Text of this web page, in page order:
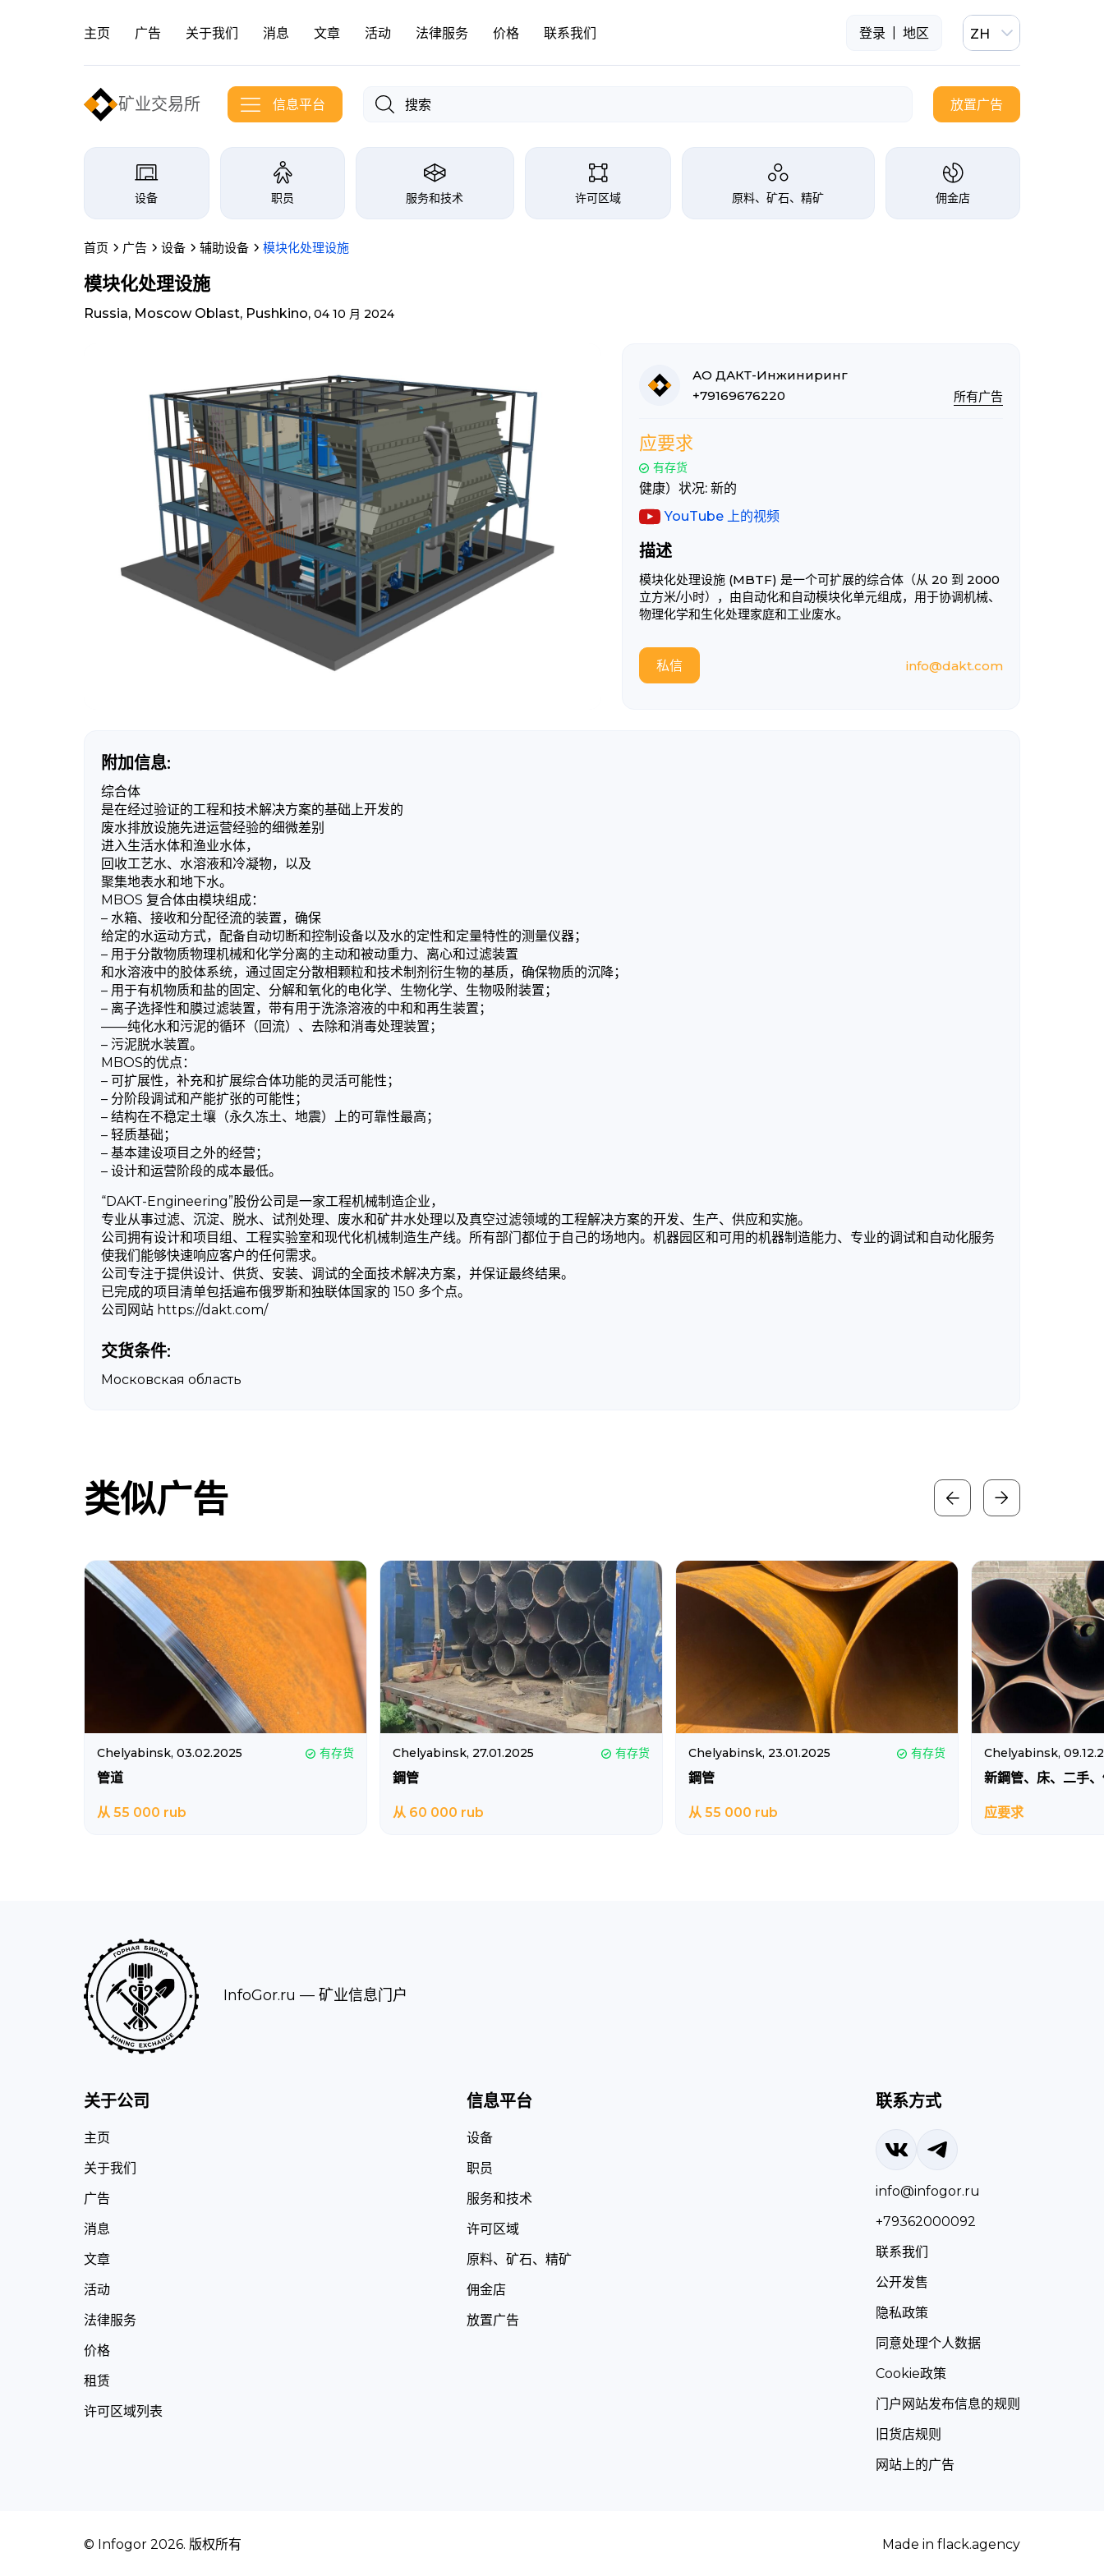
登录 地区 ZH
主页 广告 关于我们 消息 文章 活动 法律服务 价格 联系我们
矿业交易所 信息平台 放置广告
信息港交易所分类
设备 职员 服务和技术 许可区域 原料、矿石、精矿 佣金店
首页 广告 设备 辅助设备 模块化处理设施
模块化处理设施
Russia, Moscow Oblast, Pushkino, 04 10 月 2024
广告详情
作者信息АО ДАКТ-Инжиниринг
+79169676220
所有广告
应要求
有存货
健康）状况: 新的
YouTube 上的视频
描述
模块化处理设施 (MBTF) 是一个可扩展的综合体（从 20 到 2000
立方米/小时），由自动化和自动模块化单元组成，用于协调机械、
物理化学和生化处理家庭和工业废水。
私信 info@dakt.com
广告详情
附加信息:
综合体
是在经过验证的工程和技术解决方案的基础上开发的
废水排放设施先进运营经验的细微差别
进入生活水体和渔业水体，
回收工艺水、水溶液和冷凝物，以及
聚集地表水和地下水。
MBOS 复合体由模块组成：
– 水箱、接收和分配径流的装置，确保
给定的水运动方式，配备自动切断和控制设备以及水的定性和定量特性的测量仪器；
– 用于分散物质物理机械和化学分离的主动和被动重力、离心和过滤装置
和水溶液中的胶体系统，通过固定分散相颗粒和技术制剂衍生物的基质，确保物质的沉降；
– 用于有机物质和盐的固定、分解和氧化的电化学、生物化学、生物吸附装置；
– 离子选择性和膜过滤装置，带有用于洗涤溶液的中和和再生装置；
——纯化水和污泥的循环（回流）、去除和消毒处理装置；
– 污泥脱水装置。
MBOS的优点：
– 可扩展性，补充和扩展综合体功能的灵活可能性；
– 分阶段调试和产能扩张的可能性；
– 结构在不稳定土壤（永久冻土、地震）上的可靠性最高；
– 轻质基础；
– 基本建设项目之外的经营；
– 设计和运营阶段的成本最低。
“DAKT-Engineering”股份公司是一家工程机械制造企业，
专业从事过滤、沉淀、脱水、试剂处理、废水和矿井水处理以及真空过滤领域的工程解决方案的开发、生产、供应和实施。
公司拥有设计和项目组、工程实验室和现代化机械制造生产线。所有部门都位于自己的场地内。机器园区和可用的机器制造能力、专业的调试和自动化服务
使我们能够快速响应客户的任何需求。
公司专注于提供设计、供货、安装、调试的全面技术解决方案，并保证最终结果。
已完成的项目清单包括遍布俄罗斯和独联体国家的 150 多个点。
公司网站 https://dakt.com/
交货条件:
Московская область
类似广告
Chelyabinsk, 03.02.2025 有存货
管道
从 55 000 rub
Chelyabinsk, 27.01.2025 有存货
鋼管
从 60 000 rub
Chelyabinsk, 23.01.2025 有存货
鋼管
从 55 000 rub
Chelyabinsk,
新鋼管、床、二手
应要求
InfoGor.ru — 矿业信息门户
关于公司
主页
关于我们
广告
消息
文章
活动
法律服务
价格
租赁
许可区域列表
信息平台
设备
职员
服务和技术
许可区域
原料、矿石、精矿
佣金店
放置广告
联系方式
info@infogor.ru
+79362000092
联系我们
公开发售
隐私政策
同意处理个人数据
Cookie政策
门户网站发布信息的规则
旧货店规则
网站上的广告
© Infogor 2026. 版权所有 Made in flack.agency